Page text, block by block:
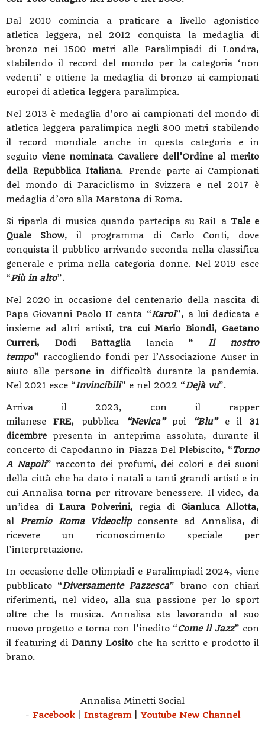
Dal 2010 comincia a praticare a livello agonistico
atletica leggera, nel 2012 conquista la medaglia di
bronzo nei 1500 metri alle Paralimpiadi di Londra,
stabilendo il record del mondo per la categoria ‘non
vedenti’ e ottiene la medaglia di bronzo ai campionati
europei di atletica leggera paralimpica.
Nel 2013 è medaglia d’oro ai campionati del mondo di
atletica leggera paralimpica negli 800 metri stabilendo
il record mondiale anche in questa categoria e in
seguito viene nominata Cavaliere dell’Ordine al merito
della Repubblica Italiana. Prende parte ai Campionati
del mondo di Paraciclismo in Svizzera e nel 2017 è
medaglia d’oro alla Maratona di Roma.
Si riparla di musica quando partecipa su Rai1 a Tale e
Quale Show, il programma di Carlo Conti, dove
conquista il pubblico arrivando seconda nella classifica
generale e prima nella categoria donne. Nel 2019 esce
“Più in alto”.
Nel 2020 in occasione del centenario della nascita di
Papa Giovanni Paolo II canta “Karol”, a lui dedicata e
insieme ad altri artisti, tra cui Mario Biondi, Gaetano
Curreri, Dodi Battaglia lancia“Il nostro
tempo” raccogliendo fondi per l’Associazione Auser in
aiuto alle persone in difficoltà durante la pandemia.
Nel 2021 esce “Invincibili” e nel 2022 “Dejà vu”.
Arriva il 2023, con il rapper
milaneseFRE, pubblica “Nevica”poi “Blu”e il31
dicembre presenta in anteprima assoluta,
durante il
concerto di Capodanno in Piazza Del Plebiscito, “Torno
A Napoli” racconto dei profumi, dei colori e dei suoni
della città che ha dato i natali a tanti grandi artisti e in
cui Annalisa torna per ritrovare benessere. Il video, da
un’idea di Laura Polverini, regia di Gianluca Allotta,
al Premio Roma Videoclipconsente ad Annalisa, di
ricevere un riconoscimento speciale per
l’interpretazione.
In occasione delle Olimpiadi e Paralimpiadi 2024, viene
pubblicato “Diversamente Pazzesca” brano con chiari
riferimenti, nel video, alla sua passione per lo sport
oltre che la musica. Annalisa sta lavorando al suo
nuovo progetto e torna con l’inedito “Come il Jazz” con
il featuring diDanny Losito che ha scritto e prodotto il
brano.
Annalisa Minetti Social
- Facebook| Instagram|Youtube New Channel